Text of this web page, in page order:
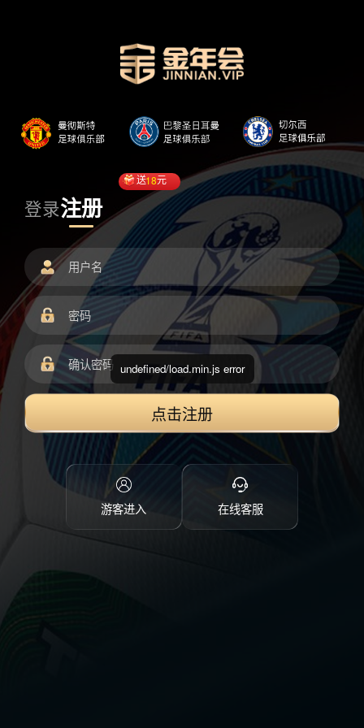
登录注册
送18元
点击注册
游客进入 在线客服
undefined/load.min.js error